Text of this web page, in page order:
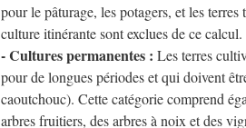
pour le pâturage, les potagers, et les
culture itinérante sont exclues de ce calcul.
- Cultures permanentes : Les terres
pour de longues périodes et qui doivent
caoutchouc). Cette catégorie comprend
arbres fruitiers, des arbres à noix et des